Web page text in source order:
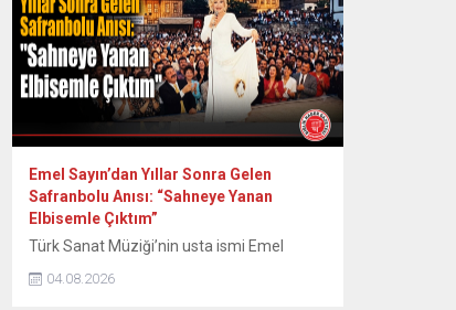
Tülbentçi Öğretmenevi’nde yoğun bir
katılımla gerçekleştirildi. Kongreye tek liste
ile giren mevcut İlçe Başkanı Erkan
Canözü, delegelerin güvenini...
Emel Sayın’dan Yıllar Sonra Gelen
Safranbolu Anısı: “Sahneye Yanan
Elbisemle Çıktım”
Türk Sanat Müziği’nin usta ismi Emel
Sayın, 90’lı yılların başında Safranbolu’da
verdiği konserde sahne kostümünün
04.08.2026